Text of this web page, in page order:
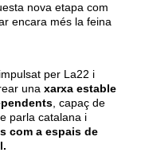
nova etapa com
encara més la feina
per La22 i
una xarxa estable
, capaç de
parla catalana i
com a espais de